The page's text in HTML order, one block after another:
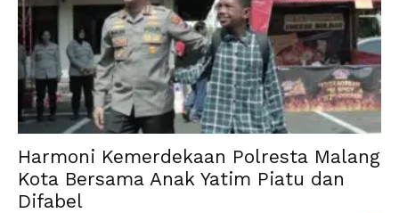
Harmoni Kemerdekaan Polresta Malang
Kota Bersama Anak Yatim Piatu dan
Difabel